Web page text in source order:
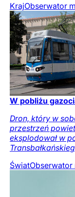
KrajObserwator
W pobliżu
Dron, który w
przestrzeń
eksplodował w
Świat